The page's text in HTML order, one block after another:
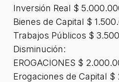
Inversión Real $
Bienes de Capital $
Trabajos Públicos $
Disminución:
EROGACIONES $
Erogaciones de Capital